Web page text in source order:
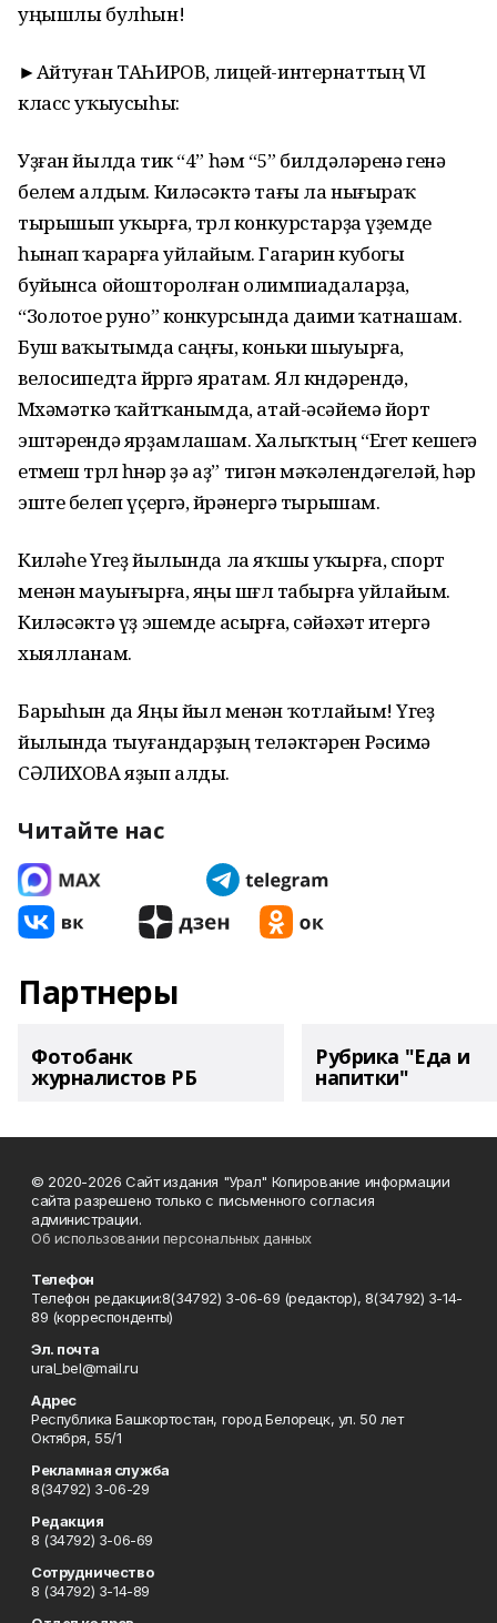
уңышлы булһын!
►Айтуған ТАҺИРОВ, лицей-интернаттың VI
класс уҡыусыһы:
Уҙған йылда тик “4” һәм “5” билдәләренә генә
белем алдым. Киләсәктә тағы ла нығыраҡ
тырышып уҡырға, төрлө конкурстарҙа үҙемде
һынап ҡарарға уйлайым. Гагарин кубогы
буйынса ойошторолған олимпиадаларҙа,
“Золотое руно” конкурсында даими ҡатнашам.
Буш ваҡытымда саңғы, коньки шыуырға,
велосипедта йөрөргә яратам. Ял көндәрендә,
Мөхәмәткә ҡайтҡанымда, атай-әсәйемә йорт
эштәрендә ярҙамлашам. Халыҡтың “Егет кешегә
етмеш төрлө һөнәр ҙә аҙ” тигән мәҡәлендәгеләй, һәр
эште белеп үҫергә, өйрәнергә тырышам.
Киләһе Үгеҙ йылында ла яҡшы уҡырға, спорт
менән мауығырға, яңы шөғөл табырға уйлайым.
Киләсәктә үҙ эшемде асырға, сәйәхәт итергә
хыялланам.
Барыһын да Яңы йыл менән ҡотлайым! Үгеҙ
йылында тыуғандарҙың теләктәрен Рәсимә
СӘЛИХОВА яҙып алды.
Читайте нас
Партнеры
Фотобанк
журналистов РБ
Рубрика "Еда и
напитки"
© 2020-2026 Сайт издания "Урал" Копирование информации
сайта разрешено только с письменного согласия
администрации.
Об использовании персональных данных
Телефон
Телефон редакции:8(34792) 3-06-69 (редактор), 8(34792) 3-14-
89 (корреспонденты)
Эл. почта
ural_bel@mail.ru
Адрес
Республика Башкортостан, город Белорецк, ул. 50 лет
Октября, 55/1
Рекламная служба
8(34792) 3-06-29
Редакция
8 (34792) 3-06-69
Сотрудничество
8 (34792) 3-14-89